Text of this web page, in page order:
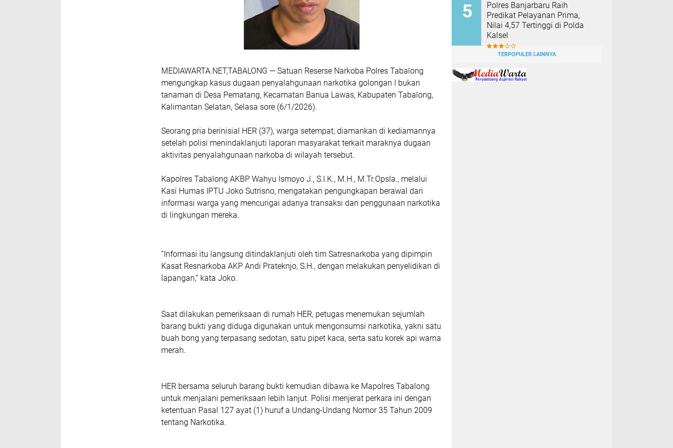
MEDIAWARTA.NET,TABALONG — Satuan Reserse Narkoba Polres Tabalong
mengungkap kasus dugaan penyalahgunaan narkotika golongan I bukan
tanaman di Desa Pematang, Kecamatan Banua Lawas, Kabupaten Tabalong,
Kalimantan Selatan, Selasa sore (6/1/2026).
Seorang pria berinisial HER (37), warga setempat, diamankan di kediamannya
setelah polisi menindaklanjuti laporan masyarakat terkait maraknya dugaan
aktivitas penyalahgunaan narkoba di wilayah tersebut.
Kapolres Tabalong AKBP Wahyu Ismoyo J., S.I.K., M.H., M.Tr.Opsla., melalui
Kasi Humas IPTU Joko Sutrisno, mengatakan pengungkapan berawal dari
informasi warga yang mencurigai adanya transaksi dan penggunaan narkotika
di lingkungan mereka.
“Informasi itu langsung ditindaklanjuti oleh tim Satresnarkoba yang dipimpin
Kasat Resnarkoba AKP Andi Prateknjo, S.H., dengan melakukan penyelidikan di
lapangan,” kata Joko.
Saat dilakukan pemeriksaan di rumah HER, petugas menemukan sejumlah
barang bukti yang diduga digunakan untuk mengonsumsi narkotika, yakni satu
buah bong yang terpasang sedotan, satu pipet kaca, serta satu korek api warna
merah.
HER bersama seluruh barang bukti kemudian dibawa ke Mapolres Tabalong
untuk menjalani pemeriksaan lebih lanjut. Polisi menjerat perkara ini dengan
ketentuan Pasal 127 ayat (1) huruf a Undang-Undang Nomor 35 Tahun 2009
tentang Narkotika.
Polres Banjarbaru Raih
Predikat Pelayanan Prima,
Nilai 4,57 Tertinggi di Polda
Kalsel
TERPOPULER LAINNYA